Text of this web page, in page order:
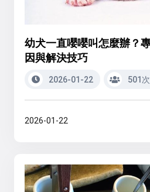
幼犬一直嚶嚶叫怎麼辦？
因與解決技巧
2026-01-22 501
2026-01-22